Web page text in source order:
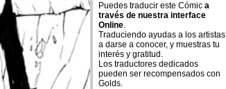
Puedes traducir este Cómic a
través de nuestra interface
Online.
Traduciendo ayudas a los artistas
a darse a conocer, y muestras tu
interés y gratitud.
Los traductores dedicados
pueden ser recompensados con
Golds.